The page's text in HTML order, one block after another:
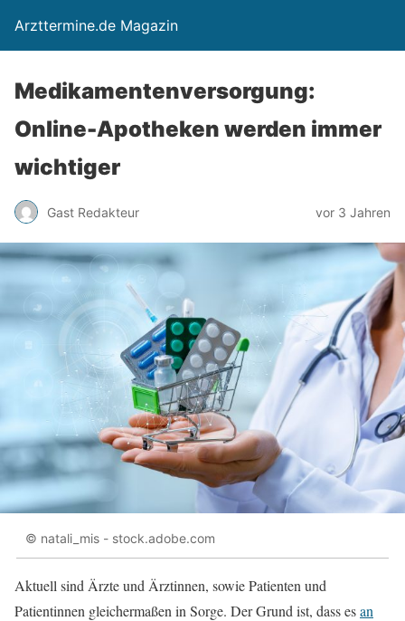
Arzttermine.de Magazin
Medikamentenversorgung:
Online-Apotheken werden immer
wichtiger
Gast Redakteur vor 3 Jahren
© natali_mis - stock.adobe.com
Aktuell sind Ärzte und Ärztinnen, sowie Patienten und
Patientinnen gleichermaßen in Sorge. Der Grund ist, dass esan